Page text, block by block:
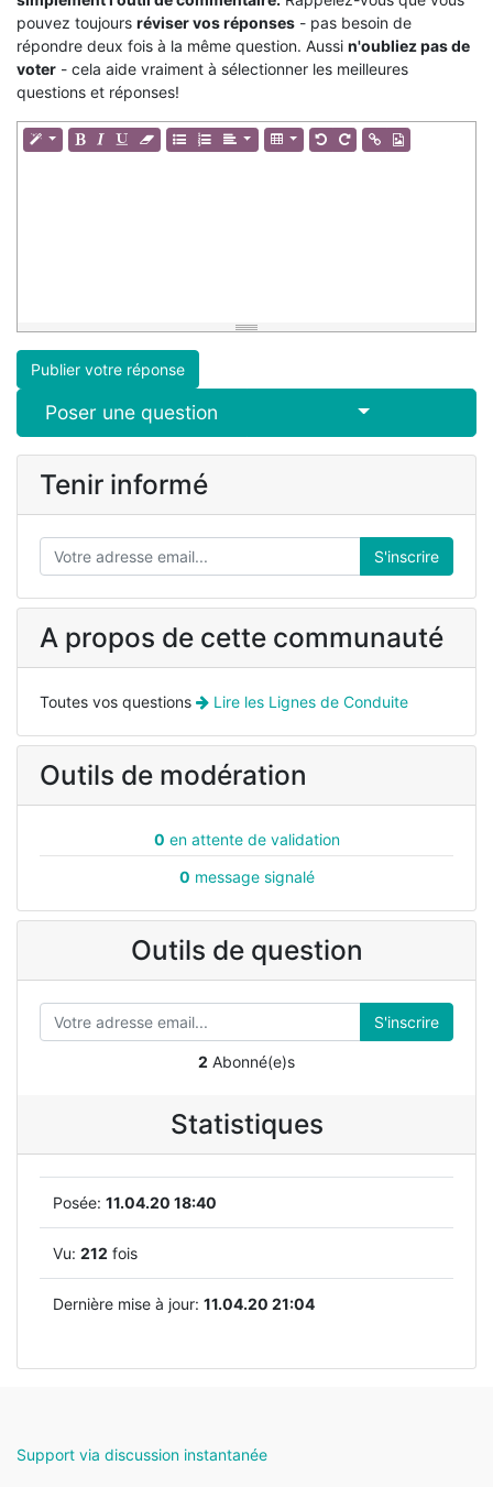
pouvez toujours réviser vos réponses - pas besoin de
répondre deux fois à la même question. Aussi n'oubliez pas de
voter - cela aide vraiment à sélectionner les meilleures
questions et réponses!
Publier votre réponse
Poser une question Select Post
Tenir informé
S'inscrire
A propos de cette communauté
Toutes vos questions Lire les Lignes de Conduite
Outils de modération
0 en attente de validation
0 message signalé
Outils de question
S'inscrire
2 Abonné(e)s
Statistiques
Posée: 11.04.20 18:40
Vu: 212 fois
Dernière mise à jour: 11.04.20 21:04
Support via discussion instantanée